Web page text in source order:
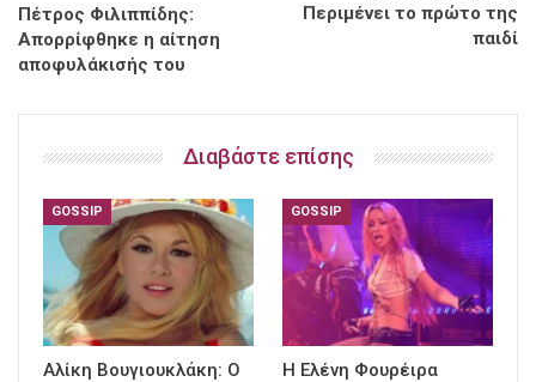
Πέτρος Φιλιππίδης:
Απορρίφθηκε η αίτηση
αποφυλάκισής του
Περιμένει το πρώτο της
παιδί
Διαβάστε επίσης
GOSSIP
Αλίκη Βουγιουκλάκη: Ο
GOSSIP
Η Ελένη Φουρέιρα